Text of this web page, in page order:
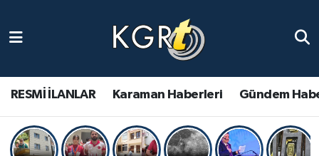
RESMİ İLANLAR Karaman Haberleri Gündem
Gündem Haberleri
Güncel Haberler